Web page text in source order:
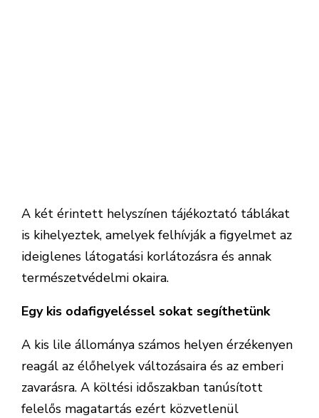
A két érintett helyszínen tájékoztató táblákat
is kihelyeztek, amelyek felhívják a figyelmet az
ideiglenes látogatási korlátozásra és annak
természetvédelmi okaira.
Egy kis odafigyeléssel sokat segíthetünk
A kis lile állománya számos helyen érzékenyen
reagál az élőhelyek változásaira és az emberi
zavarásra. A költési időszakban tanúsított
felelős magatartás ezért közvetlenül